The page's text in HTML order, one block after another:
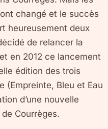
changé et le succès
heureusement deux
de relancer la
en 2012 ce lancement
édition des trois
(Empreinte, Bleu et Eau
d’une nouvelle
Courrèges.